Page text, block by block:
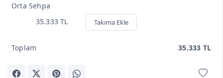
Orta Sehpa
35.333 TL
Takıma Ekle
Toplam 35.333 TL